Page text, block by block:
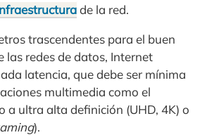
de la red.
trascendentes para el buen
las redes de datos, Internet
latencia, que debe ser mínima
multimedia como el
a ultra alta definición (UHD, 4K) o
).